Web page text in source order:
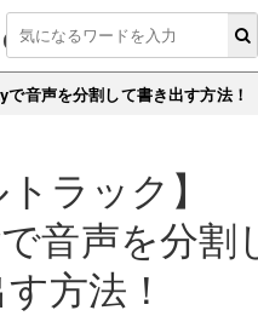
で音声を分割して書き出す方法！
ラック】
音声を分割
方法！